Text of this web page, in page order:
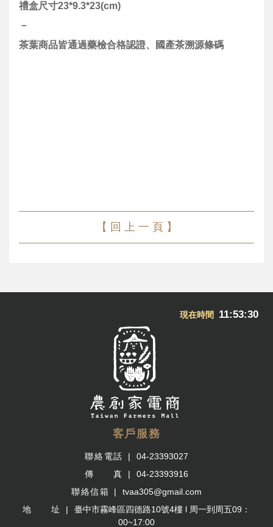
禮盒尺寸23*9.3*23(cm)
－
茶葉商品皆通過藥檢合格認證、國產茶溯源條碼
【 回 上 一 頁 】
現在時間 11:53:30
客戶服務
聯絡電話
04-23393027
傳 真
04-23393916
聯絡信箱
tvaa305@gmail.com
地 址
臺中市霧峰區四德路10號4樓 l 周一到周五09：
00~17:00